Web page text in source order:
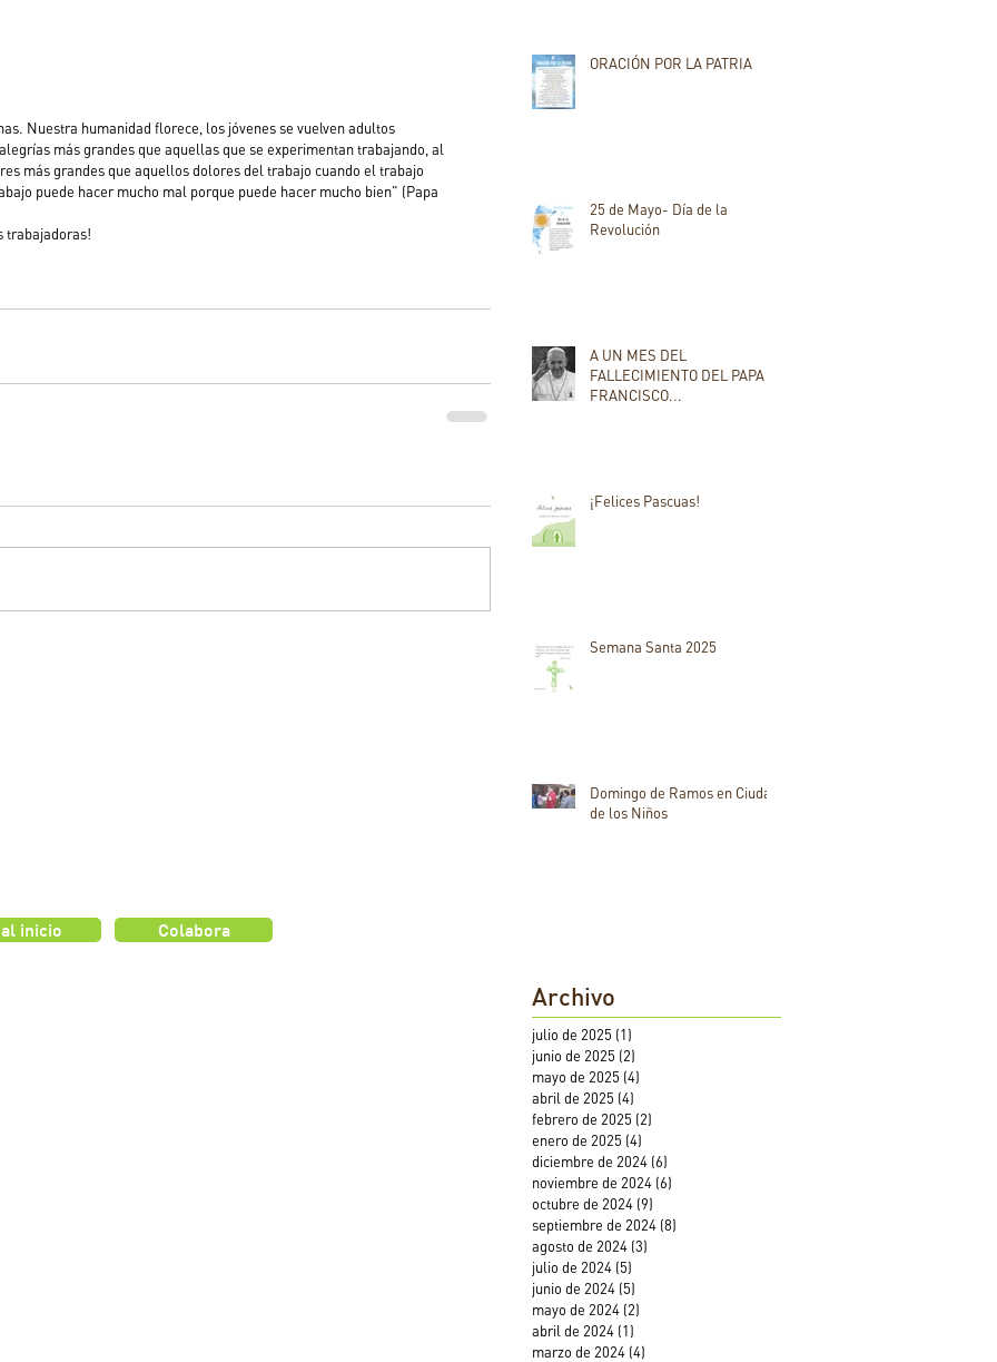
Nuestra humanidad florece, los jóvenes se vuelven adultos
más grandes que aquellas que se experimentan trabajando, al
más grandes que aquellos dolores del trabajo cuando el trabajo
puede hacer mucho mal porque puede hacer mucho bien" (Papa
trabajadoras!
ORACIÓN POR LA PATRIA
25 de Mayo- Día de la
Revolución
A UN MES DEL
FALLECIMIENTO DEL PAPA
FRANCISCO...
¡Felices Pascuas!
Semana Santa 2025
Domingo de Ramos en Ciudad
de los Niños
inicio Colabora
Archivo
julio de 2025 (1)
junio de 2025 (2)
mayo de 2025 (4)
abril de 2025 (4)
febrero de 2025 (2)
enero de 2025 (4)
diciembre de 2024 (6)
noviembre de 2024 (6)
octubre de 2024 (9)
septiembre de 2024 (8)
agosto de 2024 (3)
julio de 2024 (5)
junio de 2024 (5)
mayo de 2024 (2)
abril de 2024 (1)
marzo de 2024 (4)